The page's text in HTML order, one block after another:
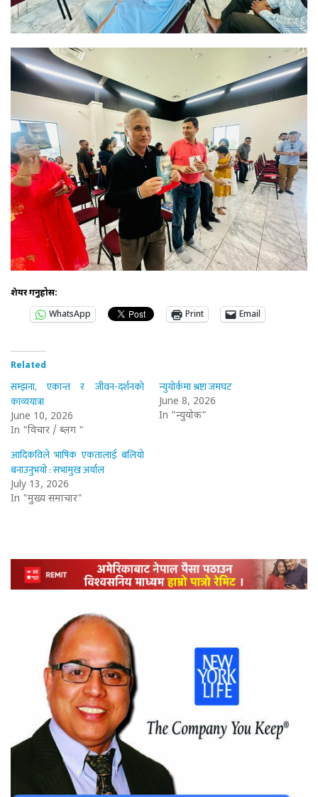
शेयर गर्नुहोस:
WhatsApp
Print Email
Related
सम्झना, एकान्त र जीवन-दर्शनको
काव्ययात्रा
June 10, 2026
In "विचार / ब्लग "
न्युयोर्कमा श्रष्टा जमघट
June 8, 2026
In "न्युयोर्क"
आदिकविले भाषिक एकतालाई बलियो
बनाउनुभयो : सभामुख अर्याल
July 13, 2026
In "मुख्य समाचार"